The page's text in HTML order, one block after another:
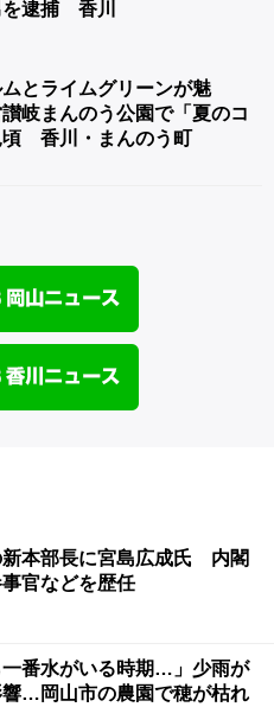
逮捕 香川
とライムグリーンが魅
岐まんのう公園で「夏のコ
頃 香川・まんのう町
新本部長に宮島広成氏 内閣
官などを歴任
一番水がいる時期…」少雨が
響…岡山市の農園で穂が枯れ